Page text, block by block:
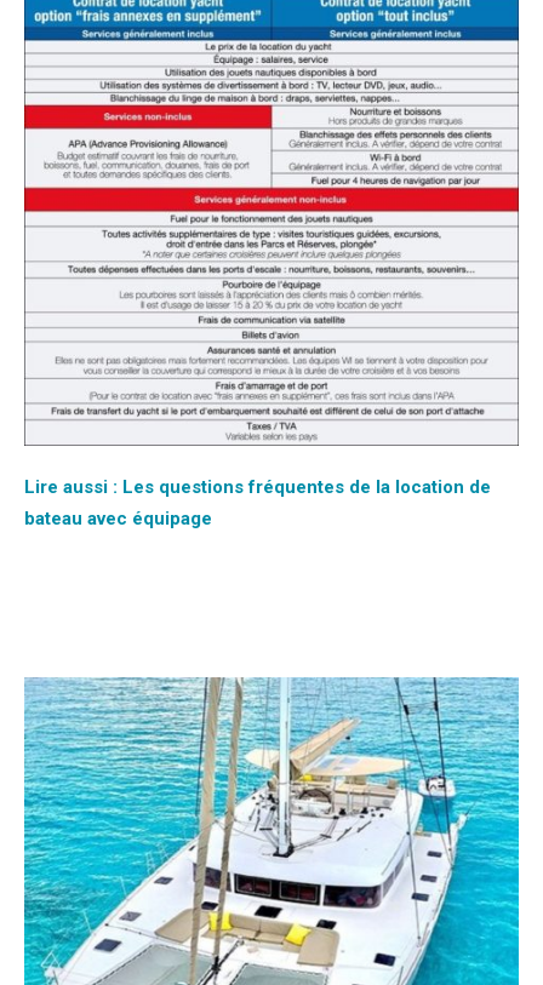
Lire aussi : Les questions fréquentes de la location de
bateau avec équipage